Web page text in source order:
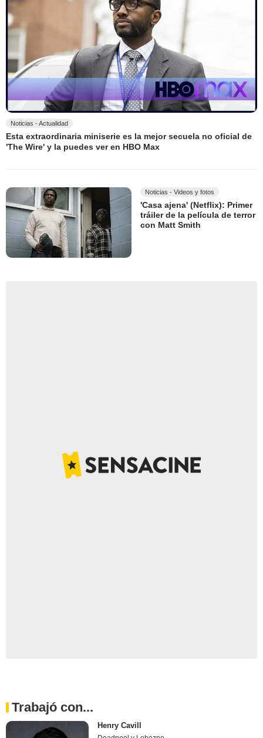
Noticias - Actualidad
Esta extraordinaria miniserie es la mejor secuela no oficial de
'The Wire' y la puedes ver en HBO Max
Noticias - Videos y fotos
'Casa ajena' (Netflix): Primer
tráiler de la película de terror
con Matt Smith
Trabajó con...
Henry Cavill